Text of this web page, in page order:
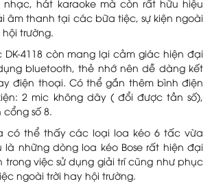
nhạc, hát karaoke mà còn rất hữu hiệu
âm thanh tại các bữa tiệc, sự kiện ngoài
trường.
DK-4118 còn mang lại cảm giác hiện đại
bluetooth, thẻ nhớ nên dễ dàng kết
điện thoại. Có thể gắn thêm bình điện
2 mic không dây ( đổi được tần số),
số 8.
có thể thấy các loại loa kéo 6 tấc vừa
là những dòng loa kéo Bose rất hiện đại
trong việc sử dụng giải trí cũng như phục
ngoài trời hay hội trường.